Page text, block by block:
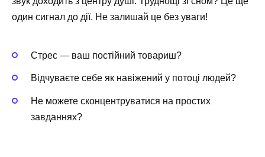
один сигнал до дії. Не залишай це без уваги!
Стрес — ваш постійний товариш?
Відчуваєте себе як навіжений у потоці людей?
Не можете сконцентруватися на простих
завданнях?